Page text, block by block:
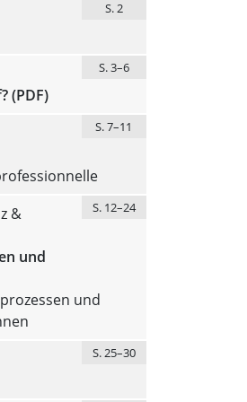
S. 2
S. 3–6
(PDF)
S. 7–11
&
S. 12–24
und
und
S. 25–30